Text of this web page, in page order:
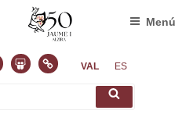
Slideshare
NormasVAL ES
Cerca
Menú